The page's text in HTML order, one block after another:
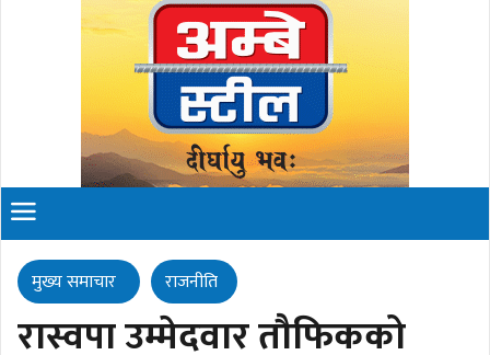
मुख्य समाचार राजनीति
रास्वपा उम्मेदवार तौफिकको